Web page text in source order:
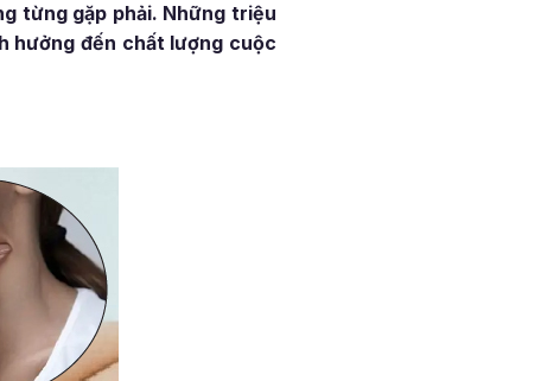
từng gặp phải. Những triệu
hưởng đến chất lượng cuộc